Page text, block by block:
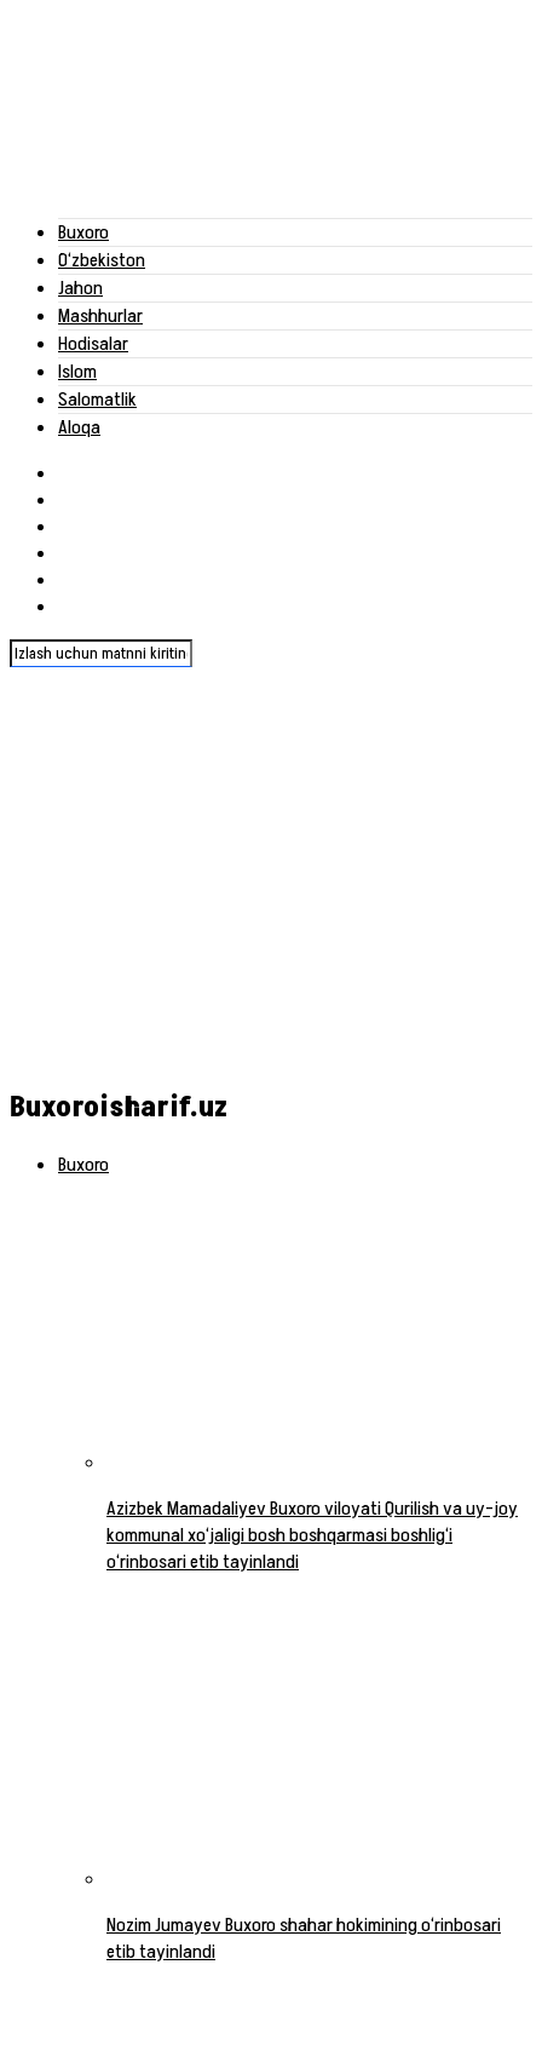
Buxoro
O‘zbekiston
Jahon
Mashhurlar
Hodisalar
Islom
Salomatlik
Aloqa
Buxoroisharif.uz
Buxoro
Azizbek Mamadaliyev Buxoro viloyati Qurilish va uy-joy
kommunal xo‘jaligi bosh boshqarmasi boshlig‘i
o‘rinbosari etib tayinlandi
Nozim Jumayev Buxoro shahar hokimining o‘rinbosari
etib tayinlandi